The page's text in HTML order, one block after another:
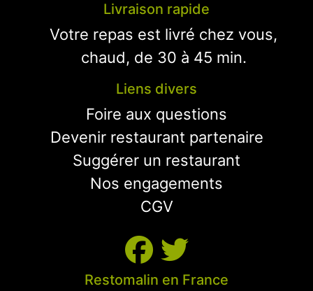
Livraison rapide
Votre repas est livré chez vous,
chaud, de 30 à 45 min.
Liens divers
Foire aux questions
Devenir restaurant partenaire
Suggérer un restaurant
Nos engagements
CGV
Restomalin en France